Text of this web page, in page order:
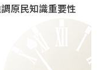
原民知識重要性